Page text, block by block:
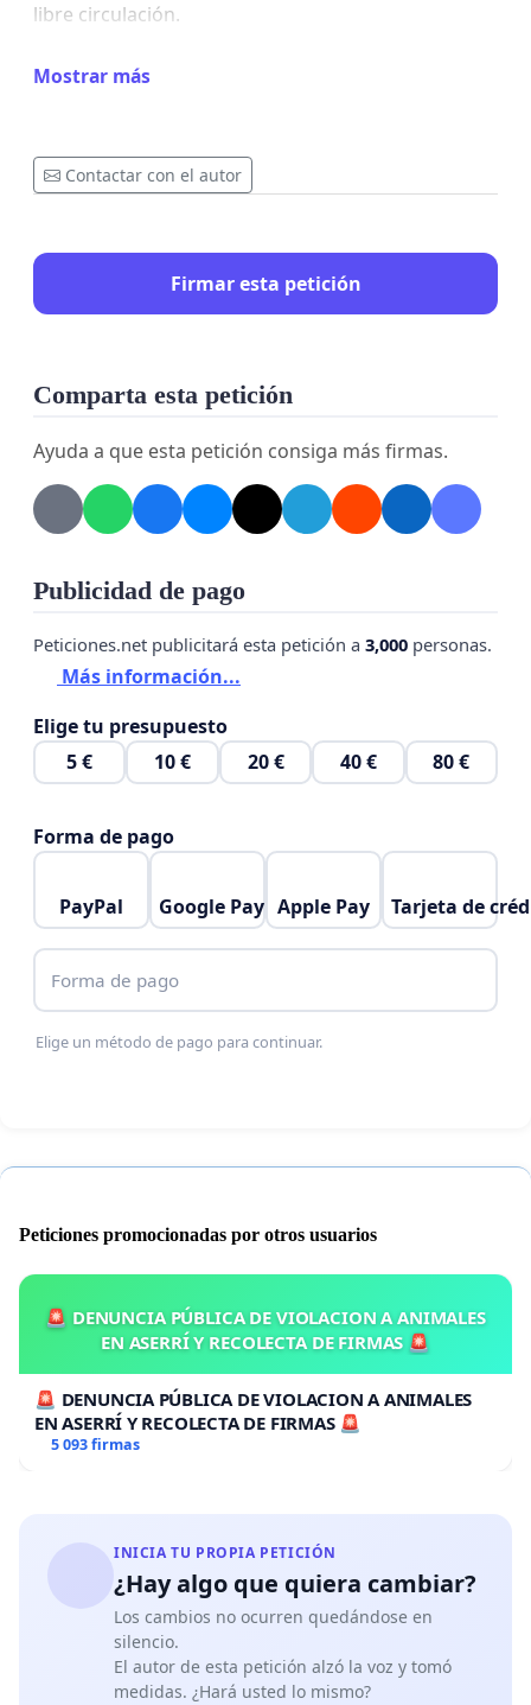
libre circulación.
vemos absurdo que como la ciudad de Guadalajara
también nos obligan a pagar Parkings para poder
estacionar.
Unamos fuerzas para dejar que nos sigan pisando
a su gusto.
Mostrar más
Contactar con el autor
Firmar esta petición
Comparta esta petición
Ayuda a que esta petición consiga más firmas.
Publicidad de pago
Peticiones.net publicitará esta petición a 3,000 personas.
Más información...
Elige tu presupuesto
5 €
10 € 20 € 40 € 80 €
Forma de pago
PayPal Google Pay Apple Pay Tarjeta de
Forma de pago
Elige un método de pago para continuar.
Peticiones promocionadas por otros usuarios
🚨 DENUNCIA PÚBLICA DE VIOLACION A ANIMALES
EN ASERRÍ Y RECOLECTA DE FIRMAS 🚨
🚨 DENUNCIA PÚBLICA DE VIOLACION A ANIMALES
EN ASERRÍ Y RECOLECTA DE FIRMAS 🚨
5 093 firmas
INICIA TU PROPIA PETICIÓN
¿Hay algo que quiera cambiar?
Los cambios no ocurren quedándose en
silencio.
El autor de esta petición alzó la voz y tomó
medidas. ¿Hará usted lo mismo?